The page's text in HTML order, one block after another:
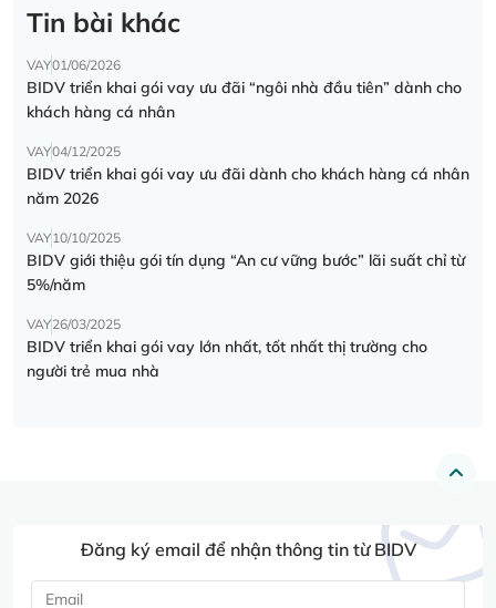
Tin bài khác
VAY01/06/2026
BIDV triển khai gói vay ưu đãi “ngôi nhà đầu tiên” dành cho
khách hàng cá nhân
VAY04/12/2025
BIDV triển khai gói vay ưu đãi dành cho khách hàng cá nhân
năm 2026
VAY10/10/2025
BIDV giới thiệu gói tín dụng “An cư vững bước” lãi suất chỉ từ
5%/năm
VAY26/03/2025
BIDV triển khai gói vay lớn nhất, tốt nhất thị trường cho
người trẻ mua nhà
Đăng ký email để nhận thông tin từ BIDV